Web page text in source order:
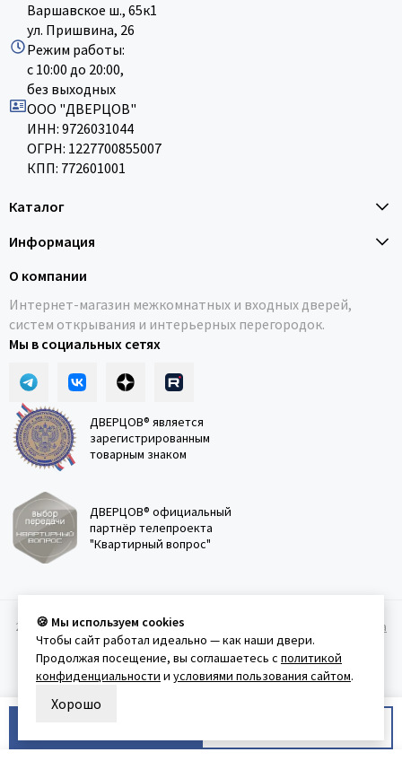
Варшавское ш., 65к1
ул. Пришвина, 26
Режим работы:
с 10:00 до 20:00,
без выходных
ООО "ДВЕРЦОВ"
ИНН: 9726031044
ОГРН: 1227700855007
КПП: 772601001
Каталог
Информация
О компании
Интернет-магазин межкомнатных и входных дверей,
систем открывания и интерьерных перегородок.
Мы в социальных сетях
ДВЕРЦОВ® является
зарегистрированным
товарным знаком
ДВЕРЦОВ® официальный
партнёр телепроекта
"Квартирный вопрос"
2011-2026 © Дверцов. Карта сайта
Политика
конфеденциальности Условия использования сайта
🍪 Мы используем cookies
Чтобы сайт работал идеально — как наши двери.
Продолжая посещение, вы соглашаетесь с политикой
конфиденциальности и условиями пользования сайтом.
Хорошо